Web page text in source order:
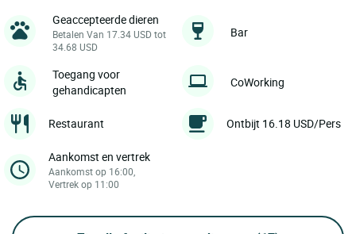
Geaccepteerde dieren
Betalen Van 17.34 USD tot
34.68 USD
Bar
Toegang voor
gehandicapten
CoWorking
Restaurant Ontbijt 16.18 USD/Pers
Aankomst en vertrek
Aankomst op 16:00,
Vertrek op 11:00